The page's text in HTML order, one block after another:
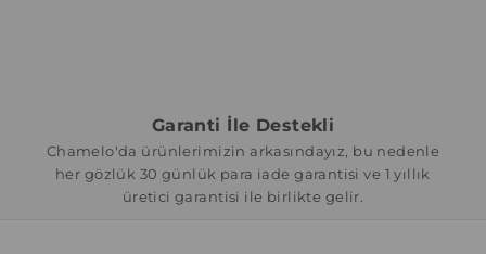
Garanti İle Destekli
Chamelo'da ürünlerimizin arkasındayız, bu nedenle
her gözlük 30 günlük para iade garantisi ve 1 yıllık
üretici garantisi ile birlikte gelir.